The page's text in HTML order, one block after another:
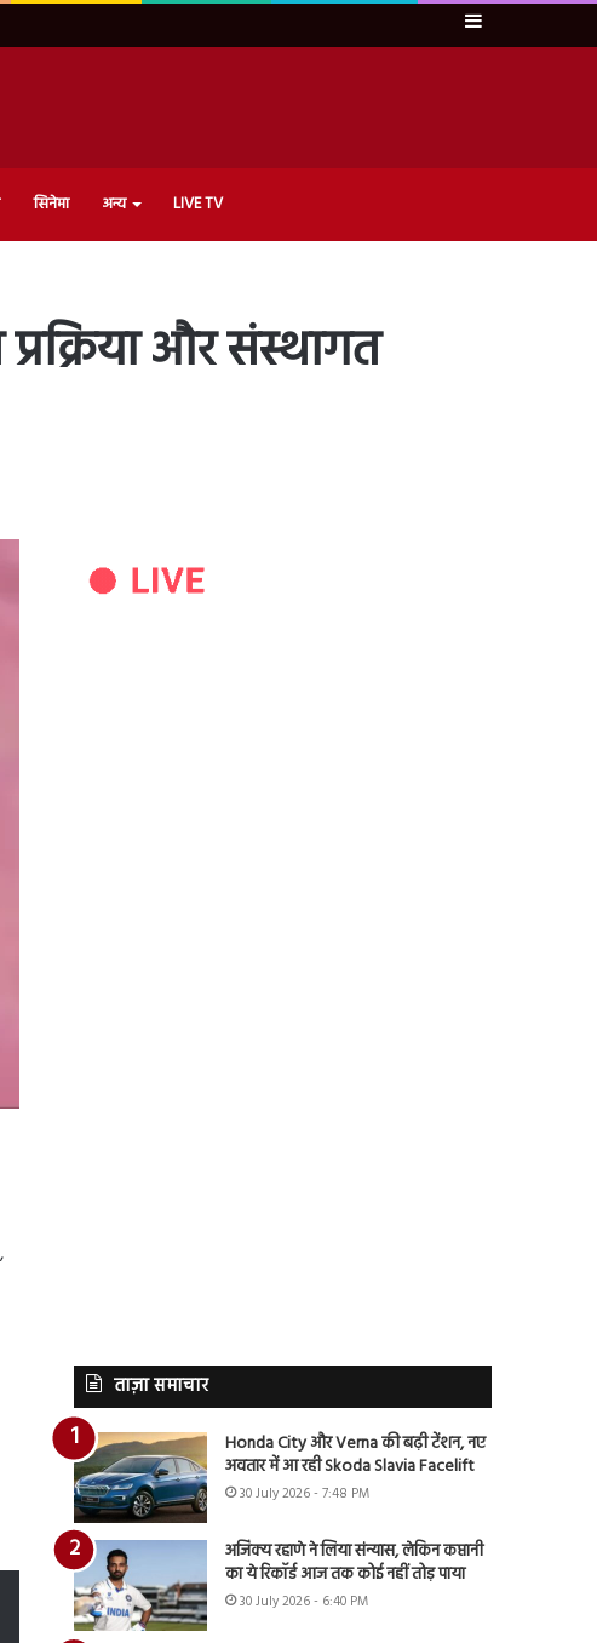
Sidebar
सिनेमा अन्य LIVE TV
और संस्थागत
ताज़ा समाचार
Honda City और Verna की बढ़ी टेंशन, नए
अवतार में आ रही Skoda Slavia Facelift
30 July 2026 - 7:48 PM
अजिंक्य रहाणे ने लिया संन्यास, लेकिन कप्तानी
का ये रिकॉर्ड आज तक कोई नहीं तोड़ पाया
30 July 2026 - 6:40 PM